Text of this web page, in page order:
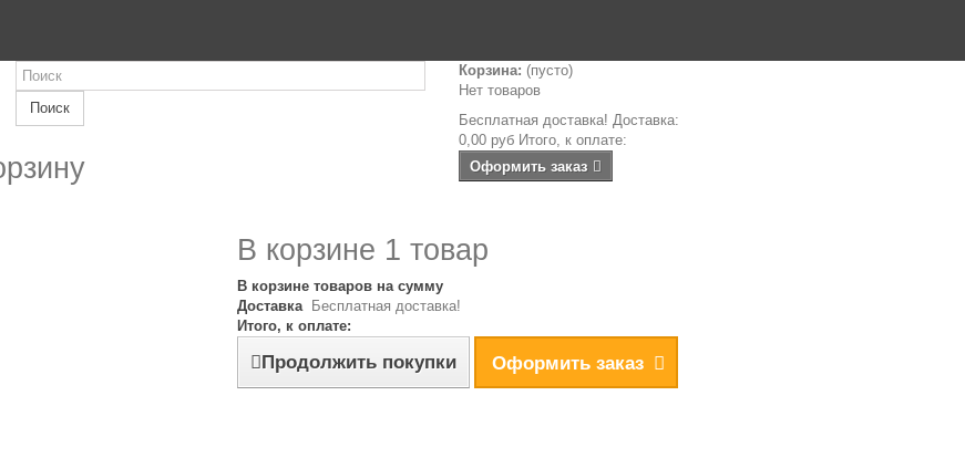
Поиск
Корзина: (пусто)
Нет товаров
Бесплатная доставка!Доставка:
0,00 руб Итого, к оплате:
Оформить заказ
В корзине 1 товар
В корзине товаров на сумму
Доставка Бесплатная доставка!
Итого, к оплате:
Продолжить покупки Оформить заказ